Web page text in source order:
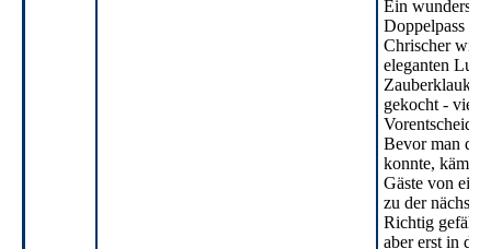
Ein
Doppelpass
Chrischer wird
eleganten
Zauberklauke
gekocht -
Bevor man
konnte,
Gäste von
zu der
Richtig
aber erst in den